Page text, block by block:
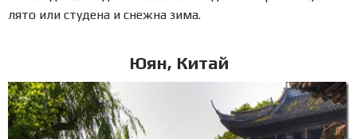
лято или студена и снежна зима.
Юян, Китай